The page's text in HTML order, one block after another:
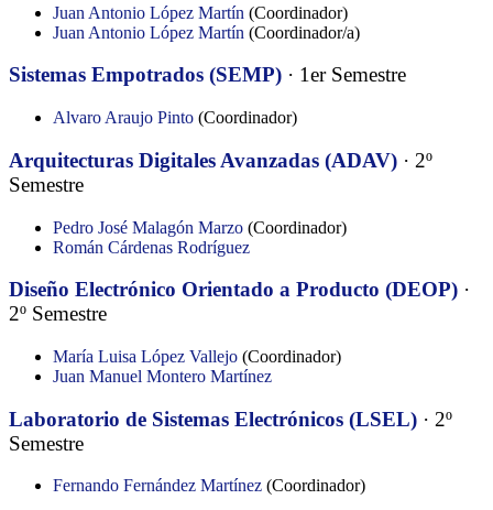
Juan Antonio López Martín (Coordinador)
Juan Antonio López Martín (Coordinador/a)
Sistemas Empotrados (SEMP) · 1er Semestre
Alvaro Araujo Pinto (Coordinador)
Arquitecturas Digitales Avanzadas (ADAV) · 2º
Semestre
Pedro José Malagón Marzo (Coordinador)
Román Cárdenas Rodríguez
Diseño Electrónico Orientado a Producto (DEOP) ·
2º Semestre
María Luisa López Vallejo (Coordinador)
Juan Manuel Montero Martínez
Laboratorio de Sistemas Electrónicos (LSEL) · 2º
Semestre
Fernando Fernández Martínez (Coordinador)